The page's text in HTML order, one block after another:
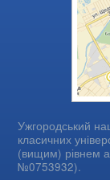
Ужгородський
класичних
(вищим) рівнем
№0753932).